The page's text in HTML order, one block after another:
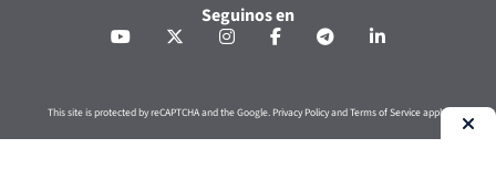
Seguinos en
This site is protected by reCAPTCHA and the Google. Privacy PolicyandTerms of Serviceapply.